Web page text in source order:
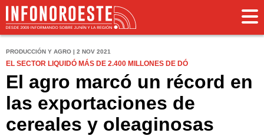
PRODUCCIÓN Y AGRO | 2 NOV 2021
EL SECTOR LIQUIDÓ MÁS DE 2.400 MILLONES DE DÓ
El agro marcó un récord en
las exportaciones de
cereales y oleaginosas